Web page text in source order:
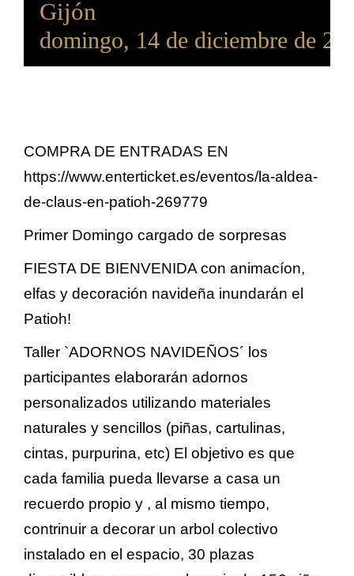
Gijón
domingo, 14 de diciembre de
COMPRA DE ENTRADAS EN
https://www.enterticket.es/eventos/la-aldea-
de-claus-en-patioh-269779
Primer Domingo cargado de sorpresas
FIESTA DE BIENVENIDA con animacíon,
elfas y decoración navideña inundarán el
Patioh!
Taller `ADORNOS NAVIDEÑOS´ los
participantes elaborarán adornos
personalizados utilizando materiales
naturales y sencillos (piñas, cartulinas,
cintas, purpurina, etc) El objetivo es que
cada familia pueda llevarse a casa un
recuerdo propio y , al mismo tiempo,
contrinuir a decorar un arbol colectivo
instalado en el espacio, 30 plazas